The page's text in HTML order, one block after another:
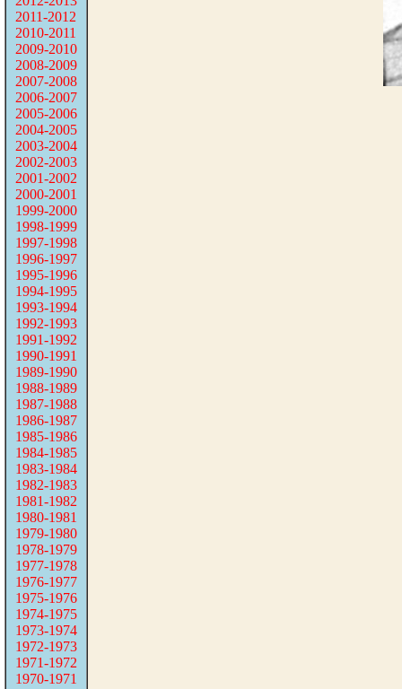
2011-2012
2010-2011
2009-2010
2008-2009
2007-2008
2006-2007
2005-2006
2004-2005
2003-2004
2002-2003
2001-2002
2000-2001
1999-2000
1998-1999
1997-1998
1996-1997
1995-1996
1994-1995
1993-1994
1992-1993
1991-1992
1990-1991
1989-1990
1988-1989
1987-1988
1986-1987
1985-1986
1984-1985
1983-1984
1982-1983
1981-1982
1980-1981
1979-1980
1978-1979
1977-1978
1976-1977
1975-1976
1974-1975
1973-1974
1972-1973
1971-1972
1970-1971